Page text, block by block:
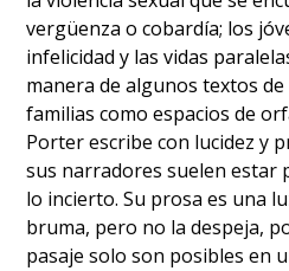
vergüenza o cobardía; los
infelicidad y las vidas
manera de algunos textos
familias como espacios de
Porter escribe con lucidez y
sus narradores suelen estar
lo incierto. Su prosa es una
bruma, pero no la despeja,
pasaje solo son posibles en